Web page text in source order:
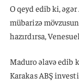
O qeyd edib ki,
mübarizə
hazırdırsa,
Maduro əlavə edib
Karakas ABŞ